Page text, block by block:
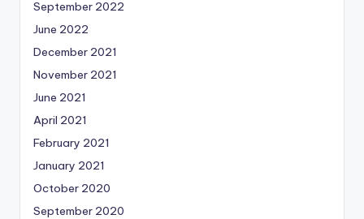
September 2022
June 2022
December 2021
November 2021
June 2021
April 2021
February 2021
January 2021
October 2020
September 2020